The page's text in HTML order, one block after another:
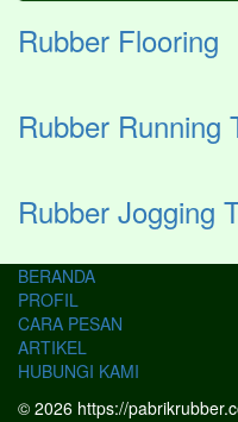
Rubber Flooring
Rubber Running
Rubber Jogging
BERANDA
PROFIL
CARA PESAN
ARTIKEL
HUBUNGI KAMI
© 2026 https://